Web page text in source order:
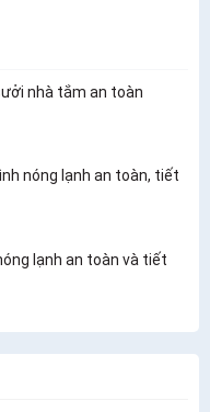
nhà tắm an toàn
nóng lạnh an toàn, tiết
lạnh an toàn và tiết